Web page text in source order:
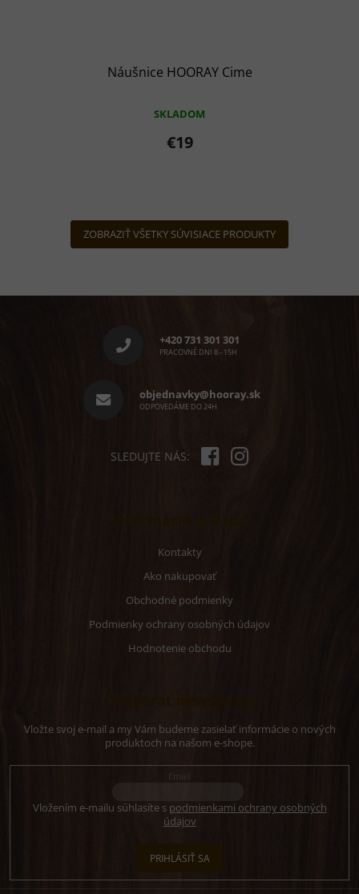
Náušnice HOORAY Cime
SKLADOM
€19
ZOBRAZIŤ VŠETKY SÚVISIACE PRODUKTY
Z
+420 731 301 301
PRACOVNÉ DNI 8 - 15H
objednavky@hooray.sk
ODPOVEDÁME DO 24H
SLEDUJTE NÁS:
Kontakty
Ako nakupovať
Obchodné podmienky
Podmienky ochrany osobných údajov
Hodnotenie obchodu
Vložte svoj e-mail a my Vám budeme zasielať informácie o nových
produktoch na našom e-shope.
Email
Vložením e-mailu súhlasíte s podmienkami ochrany osobných
údajov
PRIHLÁSIŤ SA